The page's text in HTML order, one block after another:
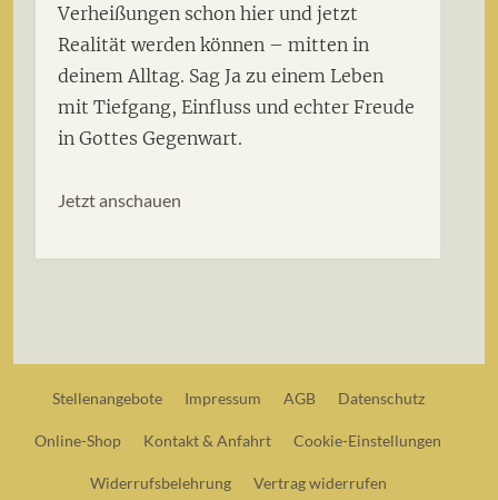
Verheißungen schon hier und jetzt
Realität werden können – mitten in
deinem Alltag. Sag Ja zu einem Leben
mit Tiefgang, Einfluss und echter Freude
in Gottes Gegenwart.
Jetzt anschauen
Stellenangebote Impressum AGB Datenschutz
Online-Shop Kontakt & Anfahrt Cookie-Einstellungen
Widerrufsbelehrung Vertrag widerrufen